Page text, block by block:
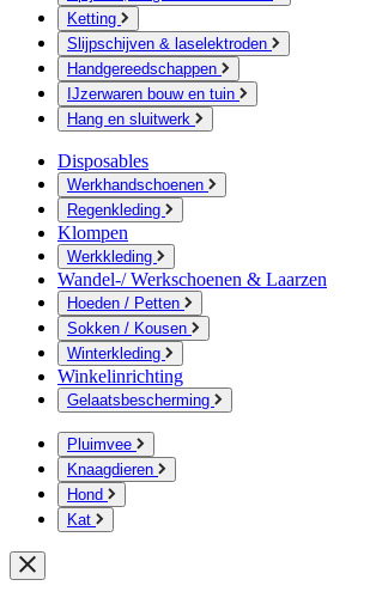
Ketting
Slijpschijven & laselektroden
Handgereedschappen
IJzerwaren bouw en tuin
Hang en sluitwerk
Disposables
Werkhandschoenen
Regenkleding
Klompen
Werkkleding
Wandel-/ Werkschoenen & Laarzen
Hoeden / Petten
Sokken / Kousen
Winterkleding
Winkelinrichting
Gelaatsbescherming
Pluimvee
Knaagdieren
Hond
Kat